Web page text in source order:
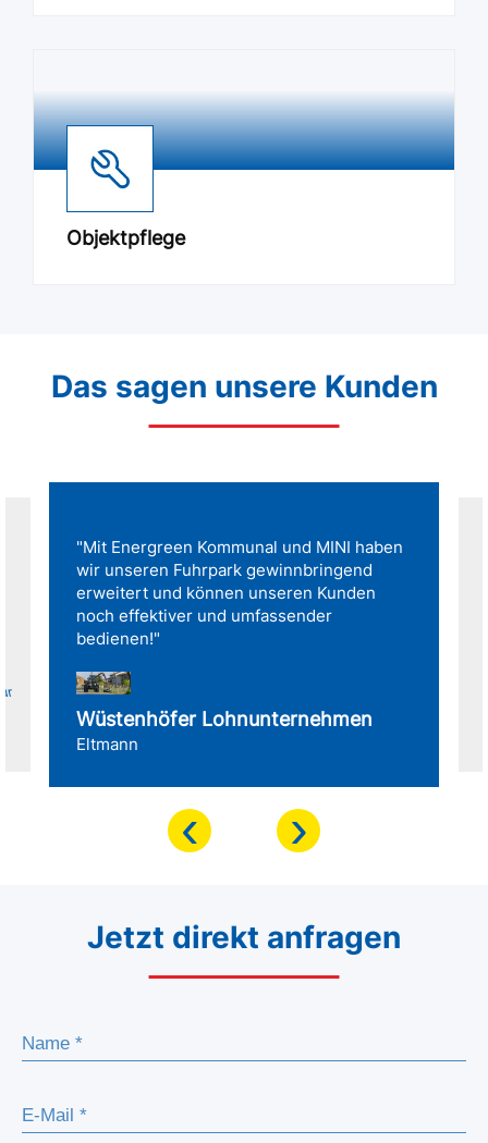
Objektpflege
Das sagen unsere Kunden
"Mit Energreen Kommunal und MINI haben
wir unseren Fuhrpark gewinnbringend
erweitert und können unseren Kunden
noch effektiver und umfassender
bedienen!"
Wüstenhöfer Lohnunternehmen
Eltmann
‹ ›
Jetzt direkt anfragen